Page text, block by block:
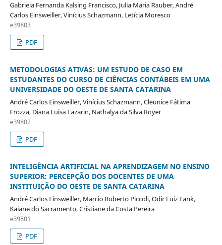
Gabriela Fernanda Kalsing Francisco, Julia Maria Rauber, André
Carlos Einsweiller, Vinícius Schazmann, Letícia Moresco
e39803
PDF
METODOLOGIAS ATIVAS: UM ESTUDO DE CASO EM
ESTUDANTES DO CURSO DE CIÊNCIAS CONTÁBEIS EM UMA
UNIVERSIDADE DO OESTE DE SANTA CATARINA
André Carlos Einsweiller, Vinícius Schazmann, Cleunice F´átima
Frozza, Diana Luisa Lazarin, Nathalya da Silva Royer
e39802
PDF
INTELIGÊNCIA ARTIFICIAL NA APRENDIZAGEM NO ENSINO
SUPERIOR: PERCEPÇÃO DOS DOCENTES DE UMA
INSTITUIÇÃO DO OESTE DE SANTA CATARINA
André Carlos Einsweiller, Marcio Roberto Piccoli, Odir Luiz Fank,
Kaiane do Sacramento, Cristiane da Costa Pereira
e39801
PDF